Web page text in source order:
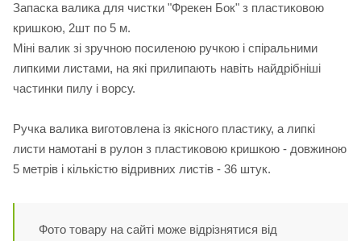
Запаска валика для чистки "Фрекен Бок" з пластиковою
кришкою, 2шт по 5 м.
Міні валик зі зручною посиленою ручкою і спіральними
липкими листами, на які прилипають навіть найдрібніші
частинки пилу і ворсу.
Ручка валика виготовлена із якісного пластику, а липкі
листи намотані в рулон з пластиковою кришкою - довжиною
5 метрів і кількістю відривних листів - 36 штук.
Фото товару на сайті може відрізнятися від